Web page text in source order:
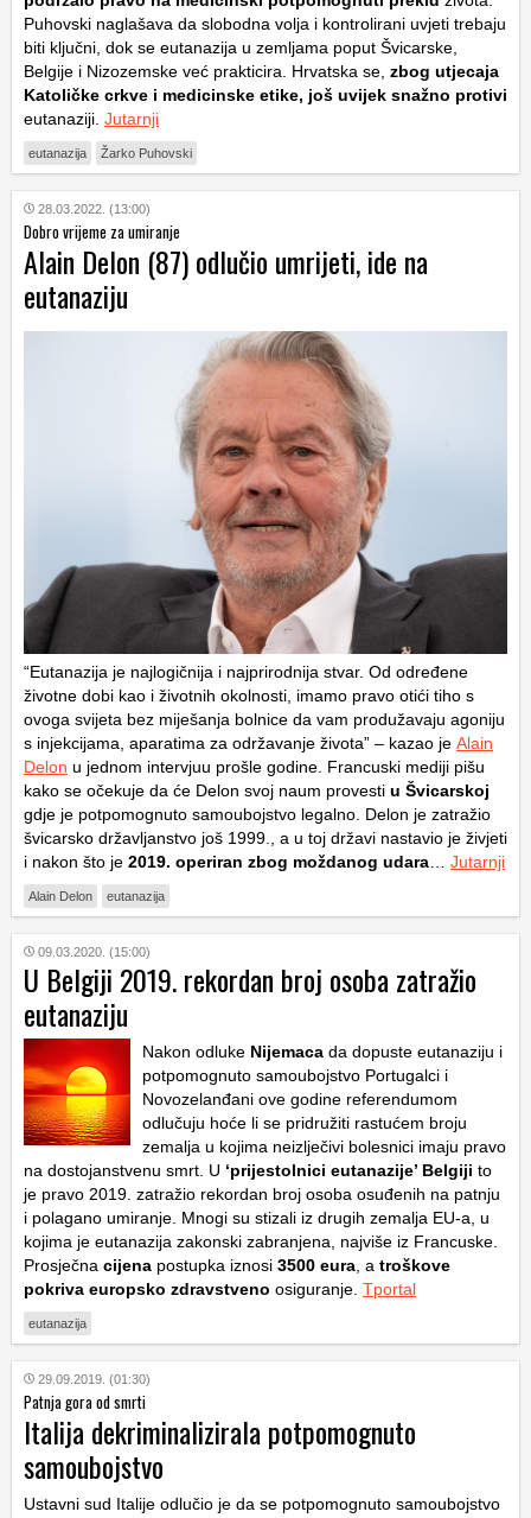
Puhovski naglašava da slobodna volja i kontrolirani uvjeti trebaju
biti ključni, dok se eutanazija u zemljama poput Švicarske,
Belgije i Nizozemske već prakticira. Hrvatska se, zbog utjecaja
Katoličke crkve i medicinske etike, još uvijek snažno protivi
eutanaziji. Jutarnji
eutanazija Žarko Puhovski
28.03.2022. (13:00)
Dobro vrijeme za umiranje
Alain Delon (87) odlučio umrijeti, ide na
eutanaziju
“Eutanazija je najlogičnija i najprirodnija stvar. Od određene
životne dobi kao i životnih okolnosti, imamo pravo otići tiho s
ovoga svijeta bez miješanja bolnice da vam produžavaju agoniju
s injekcijama, aparatima za održavanje života” – kazao je Alain
Delon u jednom intervjuu prošle godine. Francuski mediji pišu
kako se očekuje da će Delon svoj naum provesti u Švicarskoj
gdje je potpomognuto samoubojstvo legalno. Delon je zatražio
švicarsko državljanstvo još 1999., a u toj državi nastavio je živjeti
i nakon što je 2019. operiran zbog moždanog udara Jutarnji
Alain Delon eutanazija
09.03.2020. (15:00)
U Belgiji 2019. rekordan broj osoba zatražio
eutanaziju
Nakon odluke Nijemaca da dopuste eutanaziju i
potpomognuto samoubojstvo Portugalci i
Novozelanđani ove godine referendumom
odlučuju hoće li se pridružiti rastućem broju
zemalja u kojima neizlječivi bolesnici imaju pravo
na dostojanstvenu smrt. U ‘prijestolnici eutanazije’ Belgiji to
je pravo 2019. zatražio rekordan broj osoba osuđenih na patnju
i polagano umiranje. Mnogi su stizali iz drugih zemalja EU-a, u
kojima je eutanazija zakonski zabranjena, najviše iz Francuske.
Prosječna cijena postupka iznosi 3500 eura , a troškove
pokriva europsko zdravstveno osiguranje. Tportal
eutanazija
29.09.2019. (01:30)
Patnja gora od smrti
Italija dekriminalizirala potpomognuto
samoubojstvo
Ustavni sud Italije odlučio je da se potpomognuto samoubojstvo